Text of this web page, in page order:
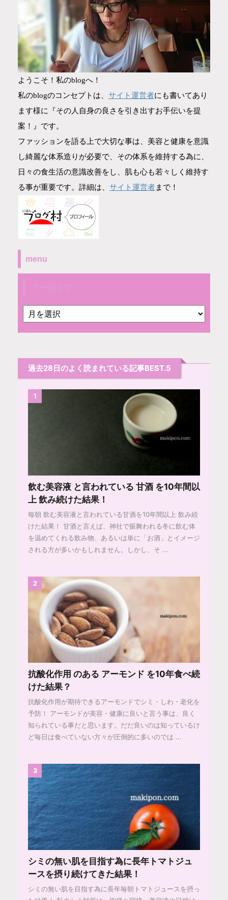
ようこそ！私のblogへ！
私のblogのコンセプトは、 サイト運営者にも書いてあり
ます様に『その人自身の良さを引き出すお手伝いを提
案！』です。
ファッションを語る上で大切な事は、美容と健康を意識
し綺麗な体系造りが必要で、その体系を維持する為に、
日々の食生活の意識改善をし、肌も心も若々しく維持す
る事が重要です。詳細は、 サイト運営者まで！
menu
過去28日のよく読まれている記事BEST.5
1
飲む美容液 と言われている 甘酒 を10年間以
上 飲み続けた結果！
毎朝 飲む美容液と言われている甘酒を10年間以上 飲み続
けた結果！ 甘酒と言えば、神社で振舞われる冬に飲む体
を温めてくれる飲み物、あるいは単に「お酒」とイメージ
される方が多いかもしれません。しかし、そ ...
2
抗酸化作用 のある アーモンド を10年食べ続
けた結果？
抗酸化作用が期待できるアーモンドでシミ・しわ・老化を
予防！ アーモンドが美容・健康に良いと言う事は、良く
知られている事だと思います。だだ良いのは知っているけ
ど毎日は食べていない方々が圧倒的に多いのでは ...
3
シミの無い肌を目指す為に長年トマトジュ
ースを摂り続けてきた結果！
シミの無い肌を目指す為に長年毎朝トマトジュースを摂っ